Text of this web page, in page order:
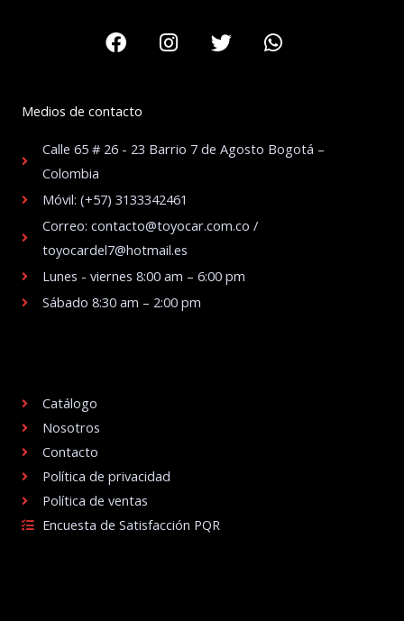
FacebookInstagram
TwitterWhatsapp
Medios de contacto
Calle 65 # 26 - 23 Barrio 7 de Agosto Bogotá –
Colombia
Móvil: (+57) 3133342461
Correo: contacto@toyocar.com.co /
toyocardel7@hotmail.es
Lunes - viernes 8:00 am – 6:00 pm
Sábado 8:30 am – 2:00 pm
Catálogo
Nosotros
Contacto
Política de privacidad
Política de ventas
Encuesta de Satisfacción PQR